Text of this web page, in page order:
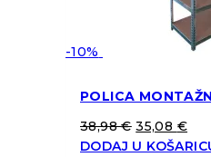
-10%
POLICA
38,98€ 35,08 €
DODAJ U